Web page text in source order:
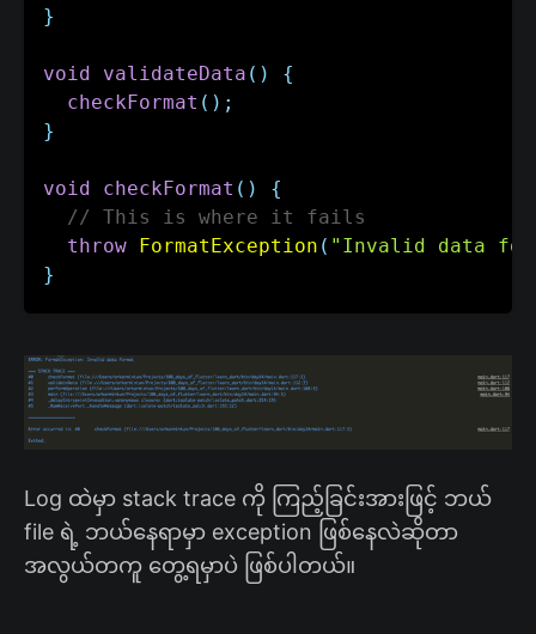
}
void validateData ( )
{
checkFormat ( ) ;
}
void checkFormat ( )
{
// This is where it fails
throw FormatException ( "Invalid data
}
Log ထဲမှာ stack trace ကို ကြည့်ခြင်းအားဖြင့် ဘယ်
file ရဲ့ ဘယ်နေရာမှာ exception ဖြစ်နေလဲဆိုတာ
အလွယ်တကူ တွေ့ရမှာပဲ ဖြစ်ပါတယ်။